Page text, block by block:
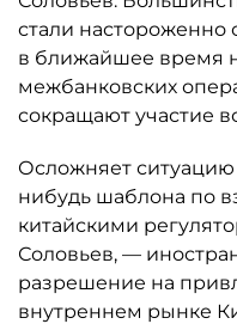
стали настороженно
в ближайшее время
межбанковских
сокращают участие
Осложняет ситуацию
нибудь шаблона по
китайскими
Соловьев, —
разрешение на
внутреннем рынке